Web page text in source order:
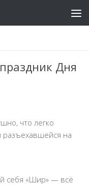
Дня
что легко
разъехавшейся на
себя «Шир» — всё